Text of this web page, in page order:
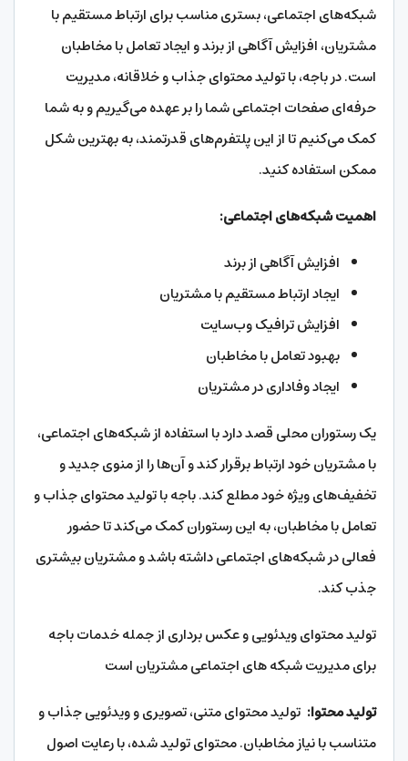
شبکه‌های اجتماعی، بستری مناسب برای ارتباط مستقیم با
مشتریان، افزایش آگاهی از برند و ایجاد تعامل با مخاطبان
است. در باجه، با تولید محتوای جذاب و خلاقانه، مدیریت
حرفه‌ای صفحات اجتماعی شما را بر عهده می‌گیریم و به شما
کمک می‌کنیم تا از این پلتفرم‌های قدرتمند، به بهترین شکل
ممکن استفاده کنید.
اهمیت شبکه‌های اجتماعی:
افزایش آگاهی از برند
ایجاد ارتباط مستقیم با مشتریان
افزایش ترافیک وب‌سایت
بهبود تعامل با مخاطبان
ایجاد وفاداری در مشتریان
یک رستوران محلی قصد دارد با استفاده از شبکه‌های اجتماعی،
با مشتریان خود ارتباط برقرار کند و آن‌ها را از منوی جدید و
تخفیف‌های ویژه خود مطلع کند. باجه با تولید محتوای جذاب و
تعامل با مخاطبان، به این رستوران کمک می‌کند تا حضور
فعالی در شبکه‌های اجتماعی داشته باشد و مشتریان بیشتری
جذب کند.
تولید محتوای ویدئویی و عکس برداری از جمله خدمات باجه
برای مدیریت شبکه های اجتماعی مشتریان است
تولید محتوا: تولید محتوای متنی، تصویری و ویدئویی جذاب و
متناسب با نیاز مخاطبان. محتوای تولید شده، با رعایت اصول